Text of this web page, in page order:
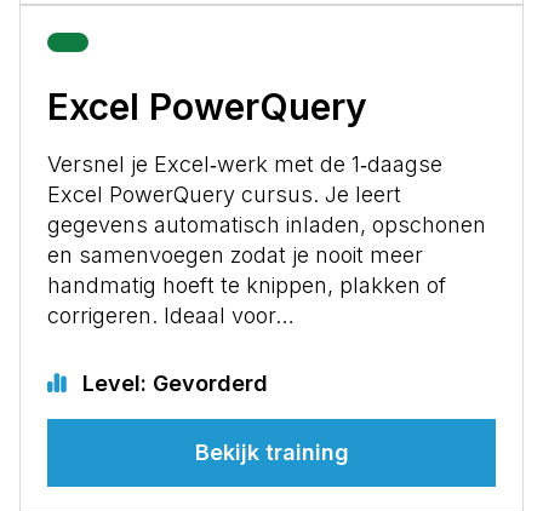
Excel PowerQuery
Versnel je Excel‑werk met de 1‑daagse
Excel PowerQuery cursus. Je leert
gegevens automatisch inladen, opschonen
en samenvoegen zodat je nooit meer
handmatig hoeft te knippen, plakken of
corrigeren. Ideaal voor…
Level: Gevorderd
Bekijk training